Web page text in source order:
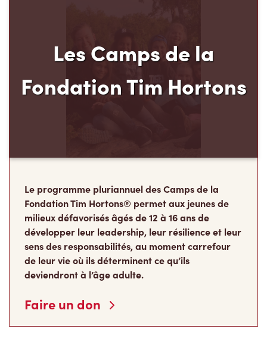
Les Camps de la
Fondation Tim Hortons
Le programme pluriannuel des Camps de la
Fondation Tim Hortons® permet aux jeunes de
milieux défavorisés âgés de 12 à 16 ans de
développer leur leadership, leur résilience et leur
sens des responsabilités, au moment carrefour
de leur vie où ils déterminent ce qu’ils
deviendront à l’âge adulte.
Faire un don